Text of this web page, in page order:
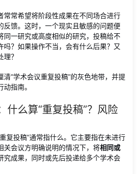
常常希望将阶段性成果在不同场合进行
反馈。这时，一个现实且敏感的问题便
同一研究或高度相似的研究，投稿给不
吗？如果操作不当，会有什么后果？又
？
清“学术会议重复投稿”的灰色地带，并提
指南。
什么算“重复投稿”？风险
复投稿”通常指什么。它主要指在未进行
关会议方明确说明的情况下，将相同或
究成果，同时或先后投递给多个学术会